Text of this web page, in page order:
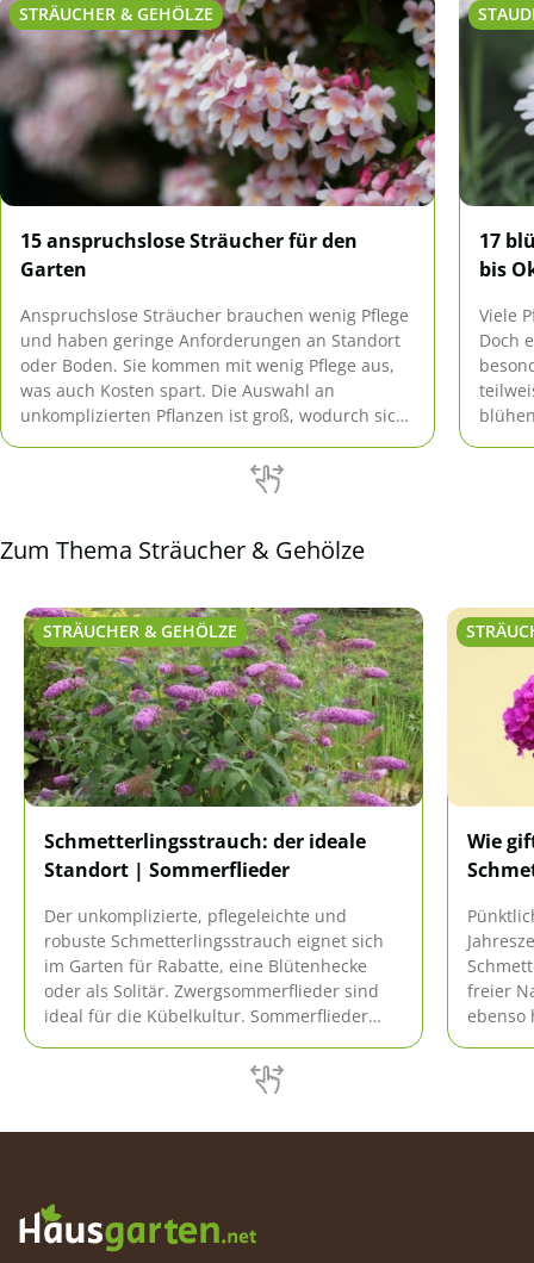
STRÄUCHER & GEHÖLZE
15 anspruchslose Sträucher für den
Garten
Anspruchslose Sträucher brauchen wenig Pflege
und haben geringe Anforderungen an Standort
oder Boden. Sie kommen mit wenig Pflege aus,
was auch Kosten spart. Die Auswahl an
unkomplizierten Pflanzen ist groß, wodurch sich
17
bis
Viele
Doch
Zum Thema Sträucher & Gehölze
STRÄUCHER & GEHÖLZE
Schmetterlingsstrauch: der ideale
Standort | Sommerflieder
Der unkomplizierte, pflegeleichte und
robuste Schmetterlingsstrauch eignet sich
im Garten für Rabatte, eine Blütenhecke
oder als Solitär. Zwergsommerflieder sind
ideal für die Kübelkultur. Sommerflieder
Magnet für viele Schmetterlinge.
Wie
freier
ebenso